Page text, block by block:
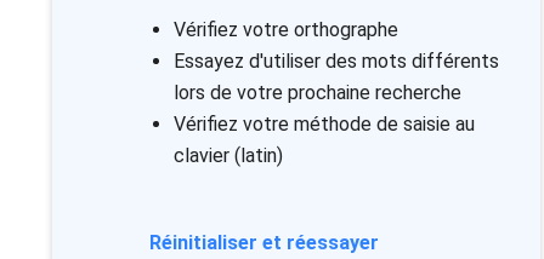
Vérifiez votre orthographe
Essayez d'utiliser des mots différents
lors de votre prochaine recherche
Vérifiez votre méthode de saisie au
clavier (latin)
Réinitialiser et réessayer